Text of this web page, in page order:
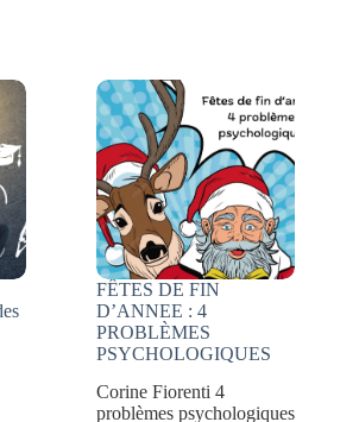
troubles
de
stress
post
traumatique
?
FÊTES DE FIN
D’ANNEE : 4
PROBLÈMES
PSYCHOLOGIQUES
Corine Fiorenti 4
problèmes psychologiques